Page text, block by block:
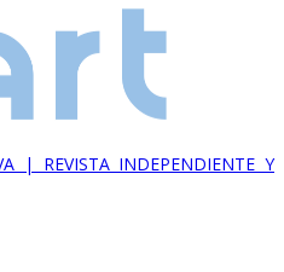
| REVISTA INDEPENDIENTE Y